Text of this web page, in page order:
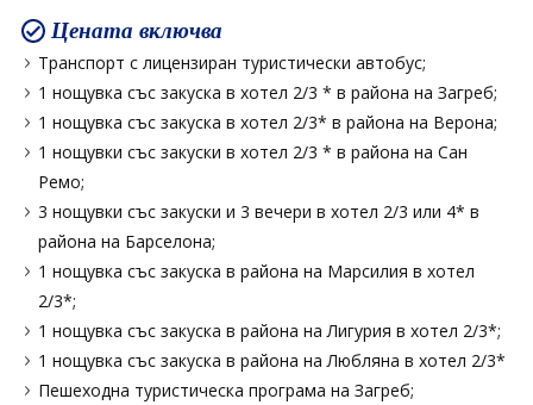
Цената включва
Транспорт с лицензиран туристически автобус;
1 нощувка със закуска в хотел 2/3 * в района на Загреб;
1 нощувка със закуска в хотел 2/3* в района на Верона;
1 нощувки със закуски в хотел 2/3 * в района на Сан
Ремо;
3 нощувки със закуски и 3 вечери в хотел 2/3 или 4* в
района на Барселона;
1 нощувка със закуска в района на Марсилия в хотел
2/3*;
1 нощувка със закуска в района на Лигурия в хотел 2/3*;
1 нощувка със закуска в района на Любляна в хотел 2/3*
Пешеходна туристическа програма на Загреб;